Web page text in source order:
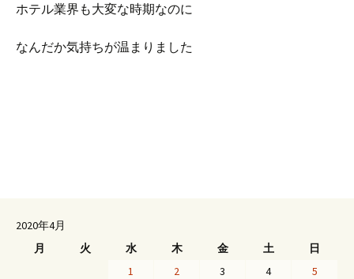
ホテル業界も大変な時期なのに
なんだか気持ちが温まりました
2020年4月
月
火 水 木 金 土
日
1
2 3 4
5